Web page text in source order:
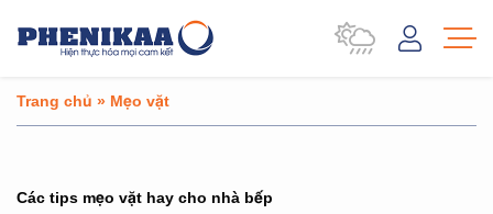
Trang chủ » Mẹo vặt
Các tips mẹo vặt hay cho nhà bếp